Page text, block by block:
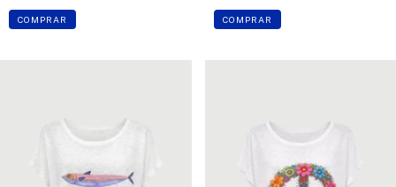
COMPRAR COMPRAR